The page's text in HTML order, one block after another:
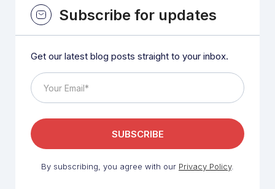
Subscribe for updates
Get our latest blog posts straight to your inbox.
By subscribing, you agree with our Privacy Policy.